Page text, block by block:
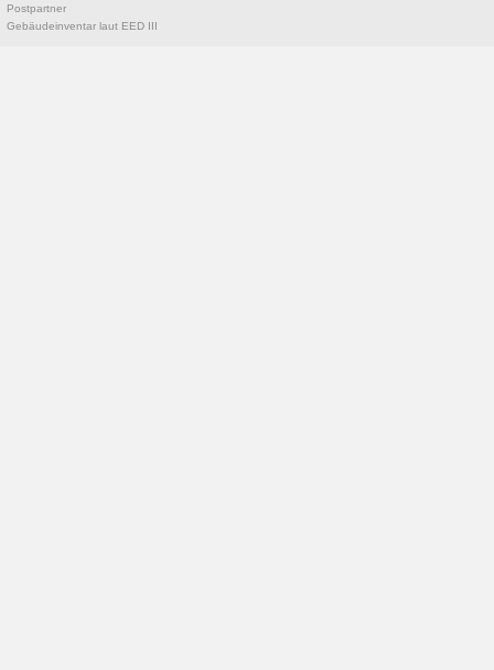
Postpartner
Gebäudeinventar laut EED III